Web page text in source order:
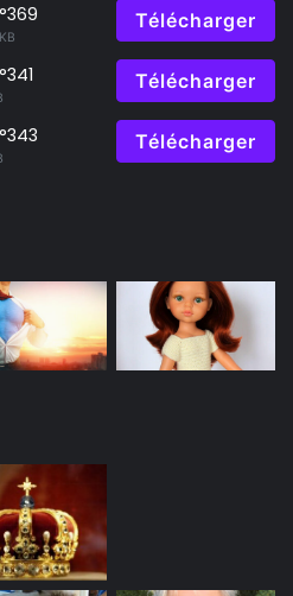
Télécharger
Télécharger
Télécharger